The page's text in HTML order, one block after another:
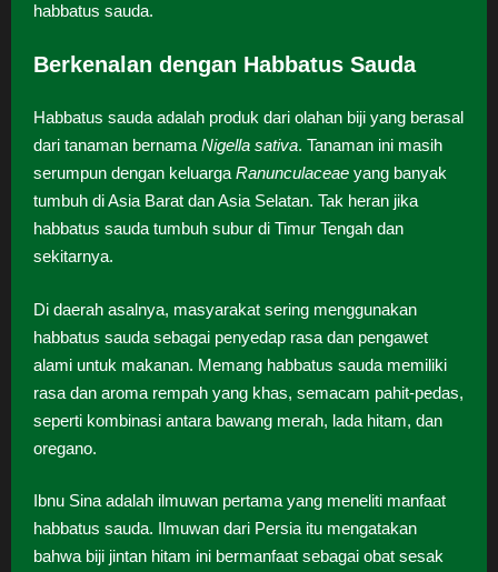
habbatus sauda.
Berkenalan dengan Habbatus Sauda
Habbatus sauda adalah produk dari olahan biji yang berasal
dari tanaman bernama Nigella sativa. Tanaman ini masih
serumpun dengan keluarga Ranunculaceae yang banyak
tumbuh di Asia Barat dan Asia Selatan. Tak heran jika
habbatus sauda tumbuh subur di Timur Tengah dan
sekitarnya.
Di daerah asalnya, masyarakat sering menggunakan
habbatus sauda sebagai penyedap rasa dan pengawet
alami untuk makanan. Memang habbatus sauda memiliki
rasa dan aroma rempah yang khas, semacam pahit-pedas,
seperti kombinasi antara bawang merah, lada hitam, dan
oregano.
Ibnu Sina adalah ilmuwan pertama yang meneliti manfaat
habbatus sauda. Ilmuwan dari Persia itu mengatakan
bahwa biji jintan hitam ini bermanfaat sebagai obat sesak